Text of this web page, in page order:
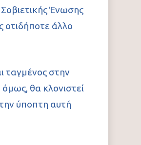
Ένωσης
οτιδήποτε άλλο
ταγμένος στην
θα κλονιστεί
ύποπτη αυτή
Βιογραφικό
Βιβλία
Πεζογραφία
Ποίηση
Εικαστικά
Θεάματα